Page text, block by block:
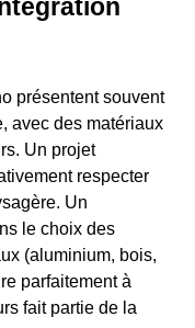
présentent souvent
avec des matériaux
Un projet
respecter
Un
le choix des
(aluminium, bois,
parfaitement à
fait partie de la